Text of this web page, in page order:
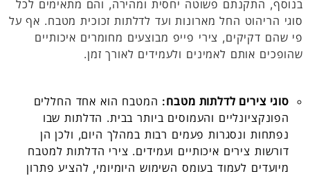
בנוסף, התקנתם פשוטה יחסית ומהירה, והם מתאימים לכל
סוגי הריהוט החל מארונות ועד לדלתות זכוכית מטבח. אף על
פי שהם דקיקים, צירי פייפ מבוצעים מחומרים איכותיים
שהופכים אותם לאמינים ולעמידים לאורך זמן.
סוגי צירים לדלתות מטבח: המטבח הוא אחד החללים
הפונקציונליים והעמוסים ביותר בבית. הדלתות שבו
נפתחות ונסגרות פעמים רבות במהלך היום, ולכן הן
דורשות צירים איכותיים ועמידים. צירי הדלתות למטבח
מיועדים לעמוד בעומס השימוש היומיומי, להציע פתרון